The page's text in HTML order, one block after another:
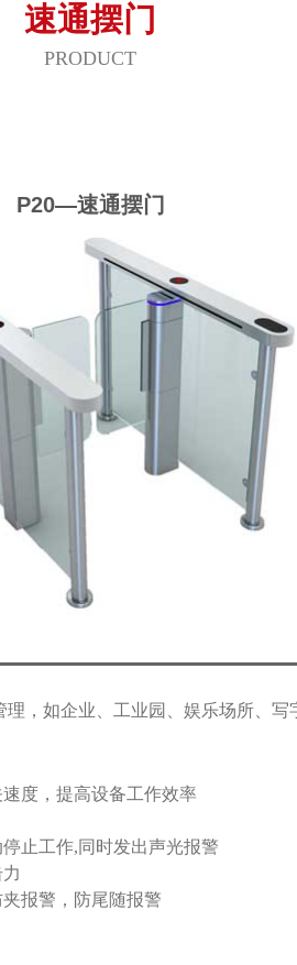
速通摆门
PRODUCT
P20—速通摆门
，如企业、工业园、娱乐场所、
度，提高设备工作效率
止工作,同时发出声光报警
报警，防尾随报警